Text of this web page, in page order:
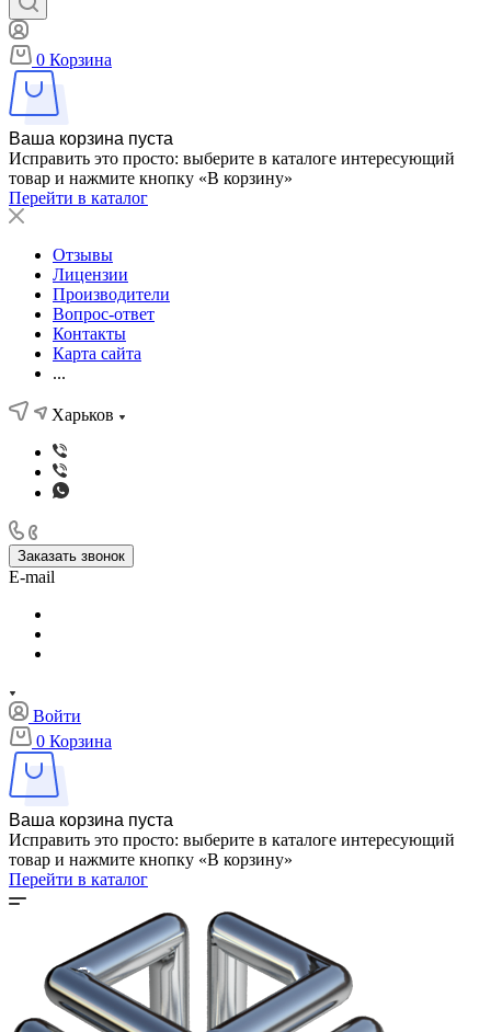
0 Корзина
Ваша корзина пуста
Исправить это просто: выберите в каталоге интересующий
товар и нажмите кнопку «В корзину»
Перейти в каталог
Отзывы
Лицензии
Производители
Вопрос-ответ
Контакты
Карта сайта
...
Харьков
Заказать звонок
E-mail
Войти
0 Корзина
Ваша корзина пуста
Исправить это просто: выберите в каталоге интересующий
товар и нажмите кнопку «В корзину»
Перейти в каталог